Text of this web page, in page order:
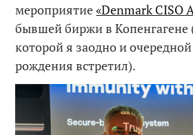
мероприятие«Denmark CISO
бывшей биржи в Копенгагене
которой я заодно и
рождения встретил).